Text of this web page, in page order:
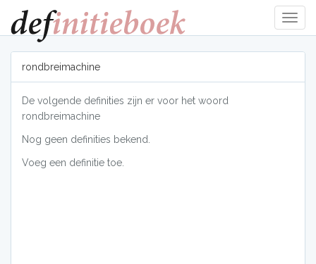
tonen
rondbreimachine
De volgende definities zijn er voor het woord
rondbreimachine
Nog geen definities bekend.
Voeg een definitie toe.